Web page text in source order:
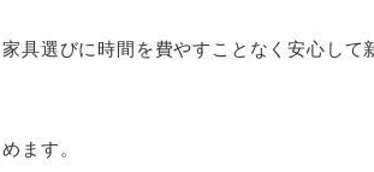
具選びに時間を費やすことなく安心して
ます。